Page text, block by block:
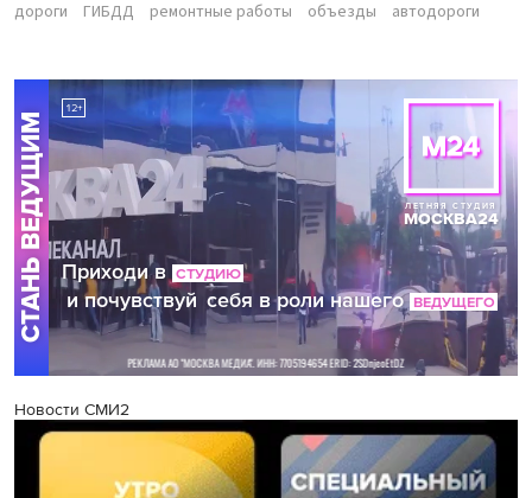
дороги ГИБДД ремонтные работы объезды автодороги
Новости СМИ2